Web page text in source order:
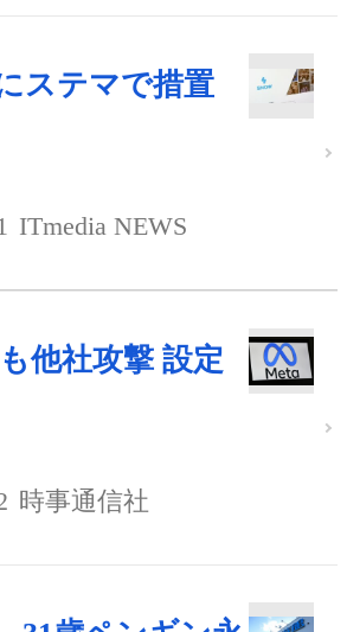
ステマで措置
ITmedia NEWS
他社攻撃 設定
時事通信社